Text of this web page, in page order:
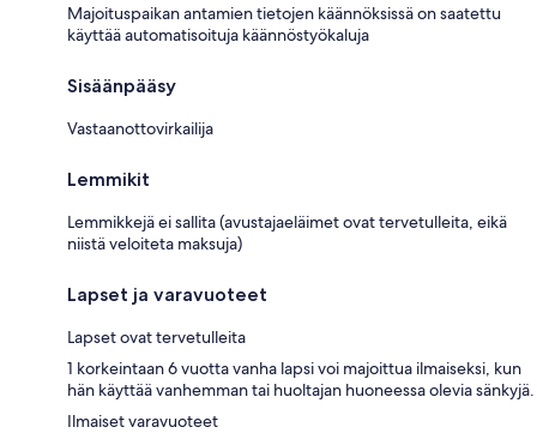
Majoituspaikan antamien tietojen käännöksissä on saatettu
käyttää automatisoituja käännöstyökaluja
Sisäänpääsy
Vastaanottovirkailija
Lemmikit
Lemmikkejä ei sallita (avustajaeläimet ovat tervetulleita, eikä
niistä veloiteta maksuja)
Lapset ja varavuoteet
Lapset ovat tervetulleita
1 korkeintaan 6 vuotta vanha lapsi voi majoittua ilmaiseksi, kun
hän käyttää vanhemman tai huoltajan huoneessa olevia sänkyjä.
Ilmaiset varavuoteet